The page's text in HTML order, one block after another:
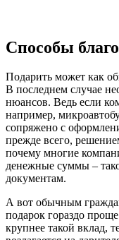
Способы
Подарить может как
В последнем случае
нюансов. Ведь если
например,
сопряжено с
прежде всего,
почему многие
денежные суммы –
документам.
А вот обычным
подарок гораздо
крупнее такой вклад,